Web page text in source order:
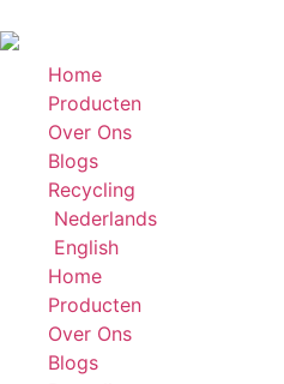
Home
Producten
Over Ons
Blogs
Recycling
Nederlands
English
Home
Producten
Over Ons
Blogs